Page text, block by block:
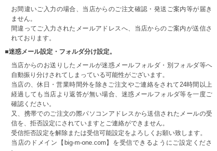
お間違いご入力の場合、当店からのご注文確認・発送ご案内等が届き
ません。
間違ってご入力されたメールアドレスへ、当店からのご案内が送信さ
れております。
■迷惑メール設定・フォルダ分け設定。
当店からのお送りしたメールが迷惑メールフォルダ・別フォルダ等へ
自動振り分けされてしまっている可能性がございます。
当店の、休日・営業時間外を除きご注文やご連絡をされて24時間以上
経過しても当店より返答が無い場合、迷惑メールフォルダ等を一度ご
確認ください。
又、携帯でのご注文の際パソコンアドレスから送信されたメールの受
信を、拒否設定にされていますとご連絡ができません。
受信拒否設定を解除または受信可能設定をよろしくお願い致します。
当店のドメイン【big-m-one.com】を受信できるようにご設定くださ